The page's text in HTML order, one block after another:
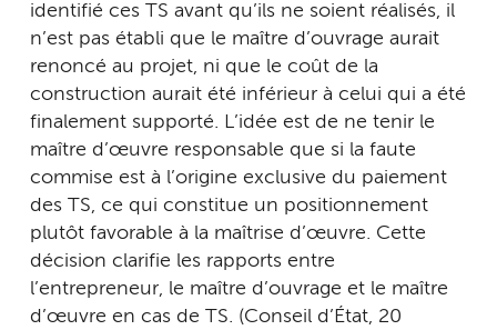
identifié ces TS avant qu’ils ne soient réalisés, il
n’est pas établi que le maître d’ouvrage aurait
renoncé au projet, ni que le coût de la
construction aurait été inférieur à celui qui a été
finalement supporté. L’idée est de ne tenir le
maître d’œuvre responsable que si la faute
commise est à l’origine exclusive du paiement
des TS, ce qui constitue un positionnement
plutôt favorable à la maîtrise d’œuvre. Cette
décision clarifie les rapports entre
l’entrepreneur, le maître d’ouvrage et le maître
d’œuvre en cas de TS. (Conseil d’État, 20